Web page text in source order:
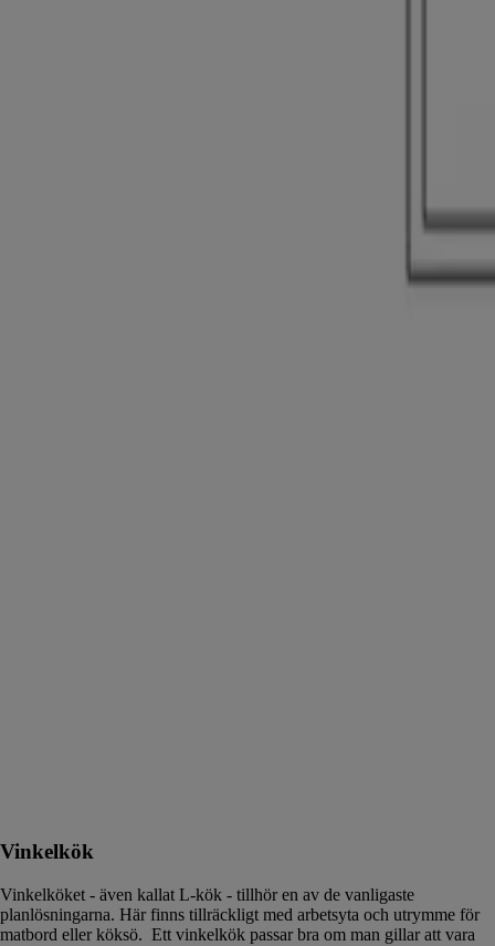
Vinkelkök
Vinkelköket - även kallat L-kök - tillhör en av de vanligaste
planlösningarna. Här finns tillräckligt med arbetsyta och utrymme för
matbord eller köksö. Ett vinkelkök passar bra om man gillar att vara